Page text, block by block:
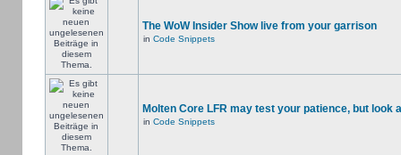
The WoW Insider Show live from your garrison
in Code Snippets
Molten Core LFR may test your patience, but look
in Code Snippets